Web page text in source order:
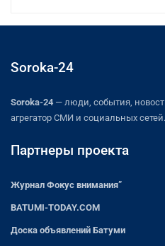
Soroka-24
Soroka-24 — люди, события,
агрегатор СМИ и социальных сетей.
Партнеры проекта
Журнал Фокус внимания”
BATUMI-TODAY.COM
Доска объявлений Батуми